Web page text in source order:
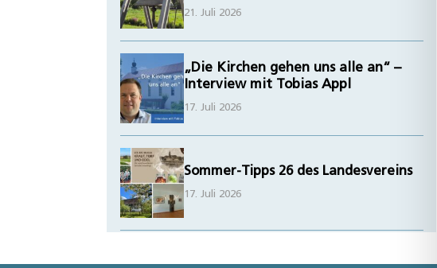
21. Juli 2026
„Die Kirchen gehen uns alle an“ –
Interview mit Tobias Appl
17. Juli 2026
Sommer-Tipps 26 des Landesvereins
17. Juli 2026